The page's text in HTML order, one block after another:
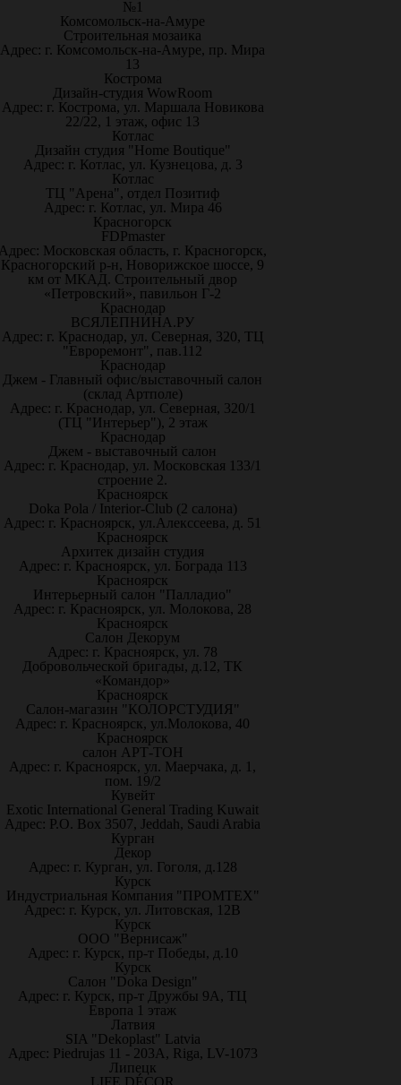
№1
Комсомольск-на-Амуре
Строительная мозаика
Адрес: г. Комсомольск-на-Амуре, пр. Мира
13
Кострома
Дизайн-студия WowRoom
Адрес: г. Кострома, ул. Маршала Новикова
22/22, 1 этаж, офис 13
Котлас
Дизайн студия "Home Boutique"
Адрес: г. Котлас, ул. Кузнецова, д. 3
Котлас
ТЦ "Арена", отдел Позитиф
Адрес: г. Котлас, ул. Мира 46
Красногорск
FDPmaster
Московская область, г. Красногорск,
Красногорский р-н, Новорижское шоссе, 9
км от МКАД. Строительный двор
«Петровский», павильон Г-2
Краснодар
ВСЯЛЕПНИНА.РУ
Адрес: г. Краснодар, ул. Северная, 320, ТЦ
"Евроремонт", пав.112
Краснодар
Джем - Главный офис/выставочный салон
(склад Артполе)
Адрес: г. Краснодар, ул. Северная, 320/1
(ТЦ "Интерьер"), 2 этаж
Краснодар
Джем - выставочный салон
Адрес: г. Краснодар, ул. Московская 133/1
строение 2.
Красноярск
Doka Pola / Interior-Club (2 салона)
Адрес: г. Красноярск, ул.Алекссеева, д. 51
Красноярск
Архитек дизайн студия
Адрес: г. Красноярск, ул. Бограда 113
Красноярск
Интерьерный салон "Палладио"
Адрес: г. Красноярск, ул. Молокова, 28
Красноярск
Салон Декорум
Адрес: г. Красноярск, ул. 78
Добровольческой бригады, д.12, ТК
«Командор»
Красноярск
Салон-магазин "КОЛОРСТУДИЯ"
Адрес: г. Красноярск, ул.Молокова, 40
Красноярск
салон АРТ-ТОН
Адрес: г. Красноярск, ул. Маерчака, д. 1,
пом. 19/2
Кувейт
Exotic International General Trading Kuwait
Адрес: P.O. Box 3507, Jeddah, Saudi Arabia
Курган
Декор
Адрес: г. Курган, ул. Гоголя, д.128
Курск
Индустриальная Компания "ПРОМТЕХ"
Адрес: г. Курск, ул. Литовская, 12В
Курск
ООО "Вернисаж"
Адрес: г. Курск, пр-т Победы, д.10
Курск
Салон "Doka Design"
Адрес: г. Курск, пр-т Дружбы 9А, ТЦ
Европа 1 этаж
Латвия
SIA "Dekoplast" Latvia
Адрес: Piedrujas 11 - 203A, Riga, LV-1073
Липецк
LIFE DÉCOR